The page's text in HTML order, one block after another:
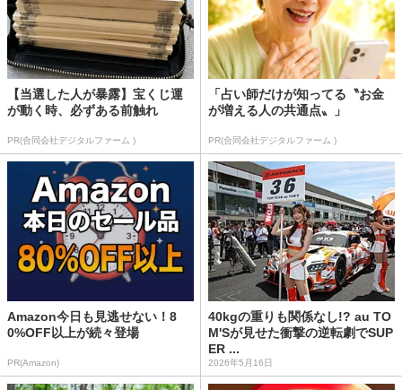
【当選した人が暴露】宝くじ運
が動く時、必ずある前触れ
PR(合同会社デジタルファーム )
「占い師だけが知ってる〝お金
が増える人の共通点〟」
PR(合同会社デジタルファーム )
Amazon今日も見逃せない！8
0%OFF以上が続々登場
PR(Amazon)
40kgの重りも関係なし!? au TO
M'Sが見せた衝撃の逆転劇でSUP
ER ...
2026年5月16日